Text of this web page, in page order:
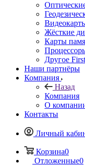
Жёсткие
Карты
Другое First
Наши партнёры
Компания
Назад
Компания
О
Контакты
Личный
Корзина0
Отложенные0